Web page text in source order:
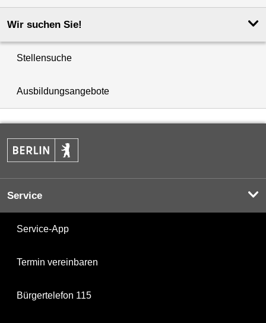
Wir suchen Sie!
Stellensuche
Ausbildungsangebote
Service
Service-App
Termin vereinbaren
Bürgertelefon 115